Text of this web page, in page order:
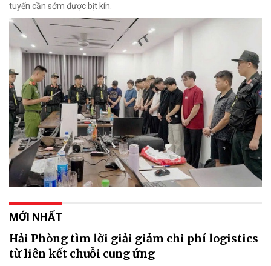
tuyến cần sớm được bịt kín.
MỚI NHẤT
Hải Phòng tìm lời giải giảm chi phí logistics
từ liên kết chuỗi cung ứng